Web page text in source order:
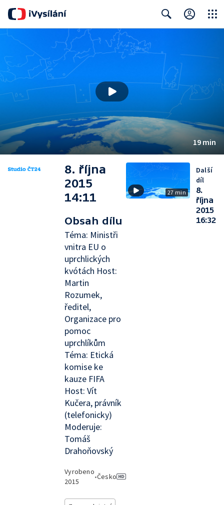
19 min
8. října
2015
14:11
Obsah dílu
Téma: Ministři
vnitra EU o
uprchlických
kvótách Host:
Martin
Rozumek,
ředitel,
Organizace pro
pomoc
uprchlíkům
Téma: Etická
komise ke
kauze FIFA
Host: Vít
Kučera, právník
(telefonicky)
Moderuje:
Tomáš
Drahoňovský
Vyrobeno
2015
•Česko
27 min
Další
díl
8.
října
2015
16:32